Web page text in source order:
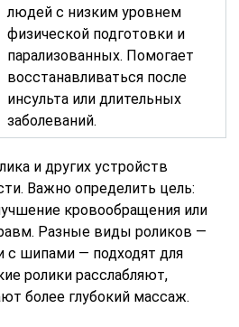
людей с низким уровнем
физической подготовки и
парализованных. Помогает
восстанавливаться после
инсульта или длительных
заболеваний.
и других устройств
Важно определить цель:
кровообращения или
Разные виды роликов —
с шипами — подходят для
ролики расслабляют,
более глубокий массаж.